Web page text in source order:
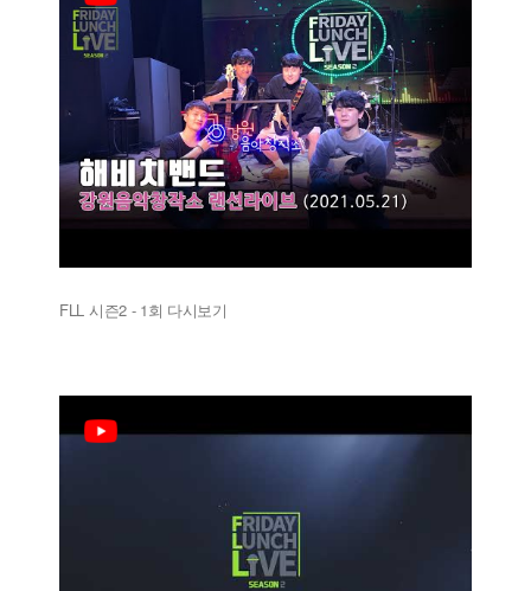
FLL 시즌2 - 1회 다시보기